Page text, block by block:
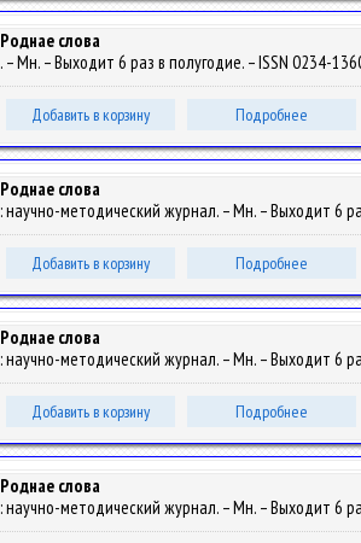
Роднае слова
. – Мн. – Выходит 6 раз в полугодие. – ISSN 0234-
Добавить в корзину Подробнее
Роднае слова
: научно-методический журнал. – Мн. – Выходит 6
Добавить в корзину Подробнее
Роднае слова
: научно-методический журнал. – Мн. – Выходит 6
Добавить в корзину Подробнее
Роднае слова
: научно-методический журнал. – Мн. – Выходит 6